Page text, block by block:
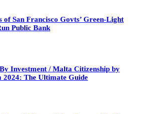
San Francisco Govts’ Green-Light
Public Bank
Investment / Malta Citizenship by
The Ultimate Guide